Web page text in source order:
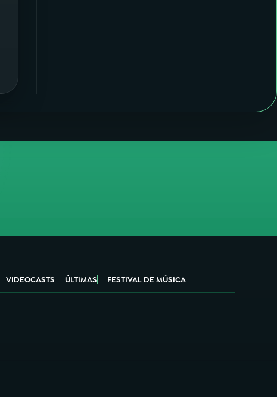
VIDEOCASTS ÚLTIMAS FESTIVAL DE MÚSICA